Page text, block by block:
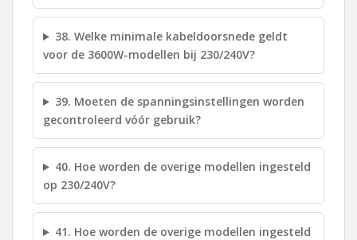
38. Welke minimale kabeldoorsnede geldt
voor de 3600W-modellen bij 230/240V?
39. Moeten de spanningsinstellingen worden
gecontroleerd vóór gebruik?
40. Hoe worden de overige modellen ingesteld
op 230/240V?
41. Hoe worden de overige modellen ingesteld